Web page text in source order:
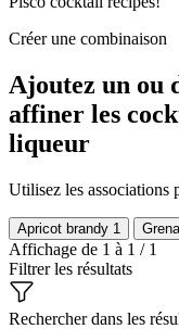
Créer une combinaison
Ajoutez un ou
affiner les
liqueur
Utilisez les associations
Apricot brandy 1
Affichage de 1 à 1 / 1
Filtrer les résultats
Rechercher dans les